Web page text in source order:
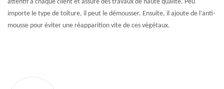
attentif à chaque client et assure des travaux de haute qualité. Peu
importe le type de toiture, il peut le démousser. Ensuite, il ajoute de l’anti-
mousse pour éviter une réapparition vite de ces végétaux.